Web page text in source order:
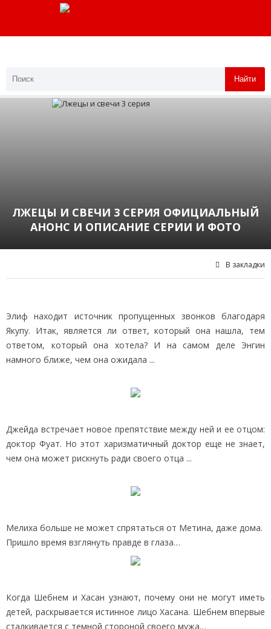
Найти
ЛЖЕЦЫ И СВЕЧИ 3 СЕРИЯ ОФИЦИАЛЬНЫЙ
АНОНС И ОПИСАНИЕ СЕРИИ И ФОТО
В закладки
Элиф находит источник пропущенных звонков благодаря
Якупу. Итак, является ли ответ, который она нашла, тем
ответом, который она хотела? И на самом деле Энгин
намного ближе, чем она ожидала ...
Джейда встречает новое препятствие между ней и ее отцом:
доктор Фуат. Но этот харизматичный доктор еще не знает,
чем она может рискнуть ради своего отца ...
Мелиха больше не может спрятаться от Метина, даже дома.
Пришло время взглянуть правде в глаза…
Когда Шебнем и Хасан узнают, почему они не могут иметь
детей, раскрывается истинное лицо Хасана. Шебнем впервые
сталкивается с темной стороной своего мужа…